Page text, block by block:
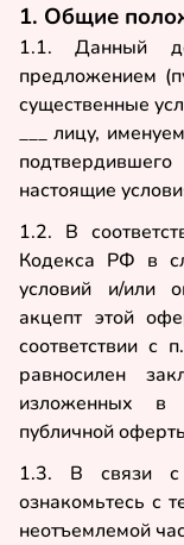
1. Общие
1.1. Данный
предложением
существенные
___ лицу,
настоящие
1.2. В
Кодекса РФ в
условий и/или
акцепт этой
соответствии
равносилен
изложенных в
публичной
1.3. В связи с
ознакомьтесь с
неотъемлемой